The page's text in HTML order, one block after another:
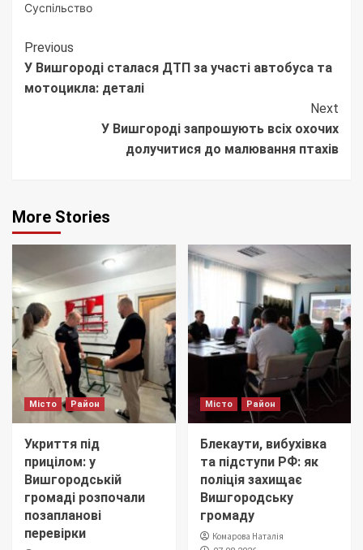
Суспільство
Continue
Reading
Previous
У Вишгороді сталася ДТП за участі автобуса та
мотоцикла: деталі
Next
У Вишгороді запрошують всіх охочих
долучитися до малювання птахів
More Stories
Місто Район
Укриття під
прицілом: у
Вишгородській
громаді розпочали
позапланові
перевірки
Місто Район
Блекаути, вибухівка
та підступи РФ: як
поліція захищає
Вишгородську
громаду
Комарова Наталія